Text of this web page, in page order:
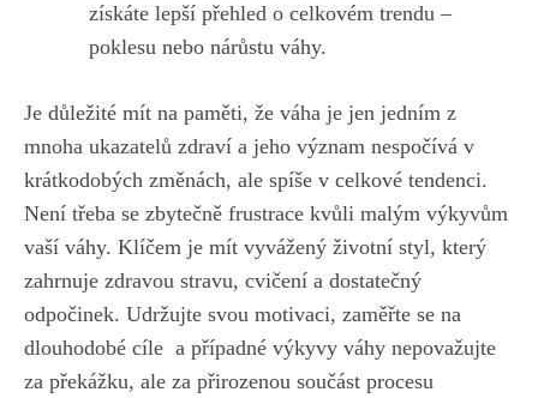
získáte lepší přehled o​ celkovém ⁤trendu –
poklesu nebo nárůstu⁤ váhy.
Je důležité⁣ mít na paměti, že váha⁢ je ‌jen jedním z⁤
mnoha ​ukazatelů ⁣zdraví a jeho ⁢význam nespočívá v
krátkodobých změnách,​ ale spíše v celkové tendenci.
Není‌ třeba‍ se zbytečně frustrace kvůli⁢ malým výkyvům⁣
vaší ​váhy. Klíčem je mít vyvážený životní ‍styl,⁢ který⁤
zahrnuje zdravou ‍stravu, cvičení a⁢ dostatečný
odpočinek. Udržujte ‌svou motivaci,⁣ zaměřte se na ​
dlouhodobé ⁤cíle ​ a případné výkyvy váhy nepovažujte‍
za ⁢překážku, ale za ⁣přirozenou součást ‌procesu